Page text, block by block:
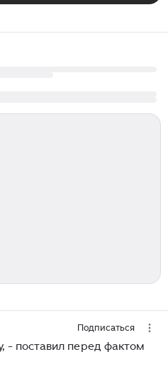
Подписаться
- поставил перед фактом